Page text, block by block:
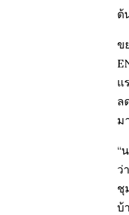
ต้
ข
แ
ล
ม
“
ว่
ชุ
บ้